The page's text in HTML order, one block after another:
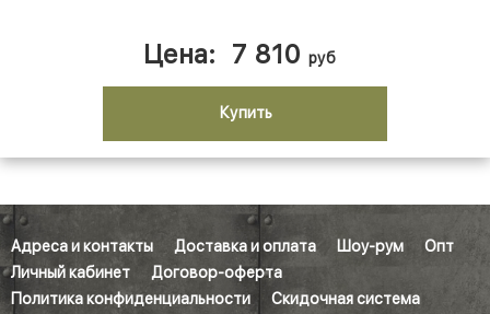
Цена: 7 810 руб
Купить
Адреса и контакты Доставка и оплата Шоу-рум
Опт
Личный кабинет
Договор-оферта
Политика конфиденциальности
Скидочная система